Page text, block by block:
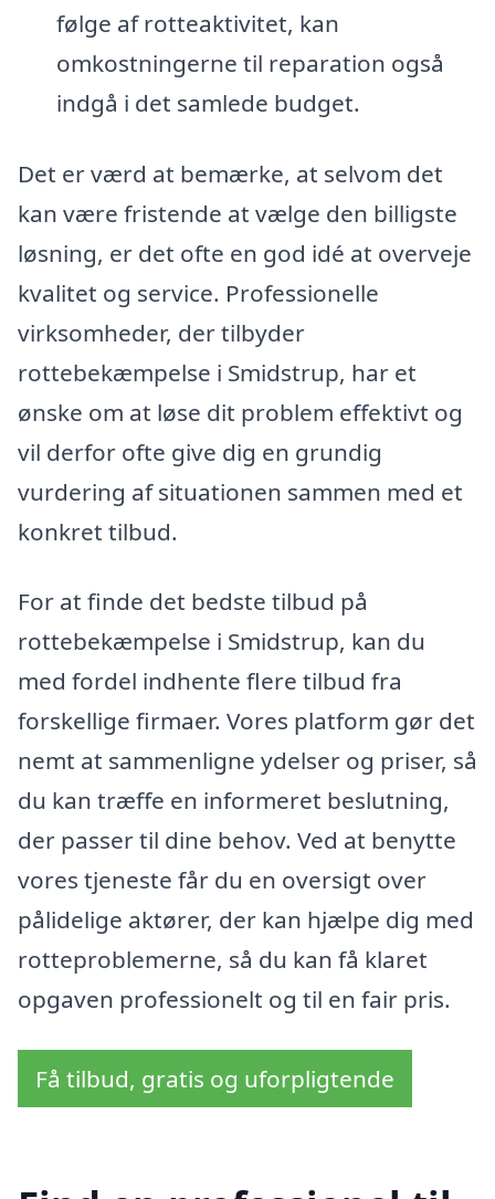
følge af rotteaktivitet, kan
omkostningerne til reparation også
indgå i det samlede budget.
Det er værd at bemærke, at selvom det
kan være fristende at vælge den billigste
løsning, er det ofte en god idé at overveje
kvalitet og service. Professionelle
virksomheder, der tilbyder
rottebekæmpelse i Smidstrup, har et
ønske om at løse dit problem effektivt og
vil derfor ofte give dig en grundig
vurdering af situationen sammen med et
konkret tilbud.
For at finde det bedste tilbud på
rottebekæmpelse i Smidstrup, kan du
med fordel indhente flere tilbud fra
forskellige firmaer. Vores platform gør det
nemt at sammenligne ydelser og priser, så
du kan træffe en informeret beslutning,
der passer til dine behov. Ved at benytte
vores tjeneste får du en oversigt over
pålidelige aktører, der kan hjælpe dig med
rotteproblemerne, så du kan få klaret
opgaven professionelt og til en fair pris.
Få tilbud, gratis og uforpligtende